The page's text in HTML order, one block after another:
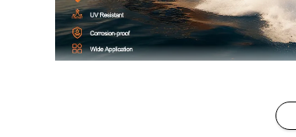
per barca offre una protezione